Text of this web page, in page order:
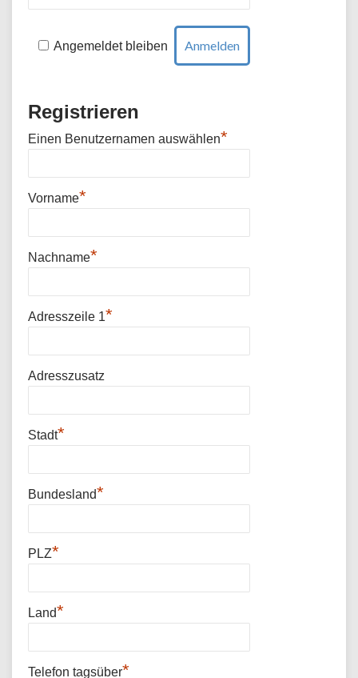
Angemeldet bleiben
Registrieren
Einen Benutzernamen auswählen*
Vorname*
Nachname*
Adresszeile 1*
Adresszusatz
Stadt*
Bundesland*
PLZ*
Land*
Telefon tagsüber*